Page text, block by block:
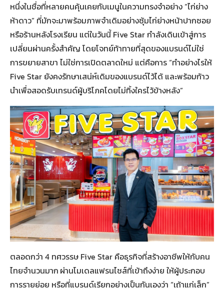
หนึ่งในชื่อที่หลายคนคุ้นเคยกับเมนูในความทรงจำอย่าง “ไก่ย่าง
ห้าดาว” ที่มักจะมาพร้อมภาพจำเดิมอย่างซุ้มไก่ย่างหน้าปากซอย
หรือร้านหลังโรงเรียน แต่ในวันนี้ Five Star กำลังเดินเข้าสู่การ
เปลี่ยนผ่านครั้งสำคัญ โดยโจทย์ท้าทายที่สุดของแบรนด์ไม่ใช่
การขยายสาขา ไม่ใช่การเปิดตลาดใหม่ แต่คือการ “ทำอย่างไรให้
Five Star ยังคงรักษาเสน่ห์เดิมของแบรนด์ไว้ได้ และพร้อมก้าว
นำเพื่อสอดรับเทรนด์ผู้บริโภคโดยไม่ทิ้งใครไว้ข้างหลัง”
ตลอดกว่า 4 ทศวรรษ Five Star คือธุรกิจที่สร้างอาชีพให้กับคน
ไทยจำนวนมาก ผ่านโมเดลแฟรนไชส์ที่เข้าถึงง่าย ให้ผู้ประกอบ
การรายย่อย หรือที่แบรนด์เรียกอย่างเป็นกันเองว่า “เถ้าแก่เล็ก”